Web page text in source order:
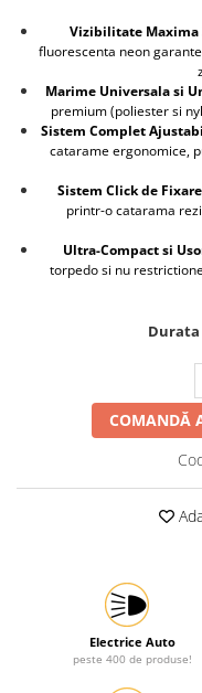
Pistol de Lipit
Polizoare
Pompe Combustibil
Prelungitoare
Protectia muncii
Scule Pneumatice
Slefuitoare
Suport motocicleta
Tunuri de caldura si
Utilaje constructie
Vizibilitate Maxima
fluorescenta neon
Marime Universala si
premium (poliester si
Sistem Complet
catarame ergonomice,
Sistem Click de
printr-o catarama
Ultra-Compact si
torpedo si nu
COMANDĂ
Electrice Auto
peste 400 de produse!